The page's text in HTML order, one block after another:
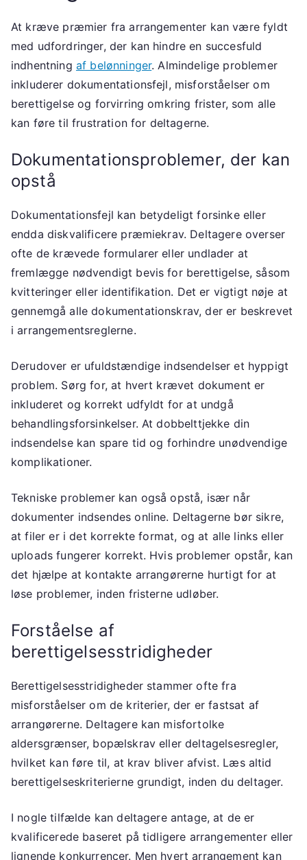
At kræve præmier fra arrangementer kan være fyldt
med udfordringer, der kan hindre en succesfuld
indhentning af belønninger. Almindelige problemer
inkluderer dokumentationsfejl, misforståelser om
berettigelse og forvirring omkring frister, som alle
kan føre til frustration for deltagerne.
Dokumentationsproblemer, der kan
opstå
Dokumentationsfejl kan betydeligt forsinke eller
endda diskvalificere præmiekrav. Deltagere overser
ofte de krævede formularer eller undlader at
fremlægge nødvendigt bevis for berettigelse, såsom
kvitteringer eller identifikation. Det er vigtigt nøje at
gennemgå alle dokumentationskrav, der er beskrevet
i arrangementsreglerne.
Derudover er ufuldstændige indsendelser et hyppigt
problem. Sørg for, at hvert krævet dokument er
inkluderet og korrekt udfyldt for at undgå
behandlingsforsinkelser. At dobbelttjekke din
indsendelse kan spare tid og forhindre unødvendige
komplikationer.
Tekniske problemer kan også opstå, især når
dokumenter indsendes online. Deltagerne bør sikre,
at filer er i det korrekte format, og at alle links eller
uploads fungerer korrekt. Hvis problemer opstår, kan
det hjælpe at kontakte arrangørerne hurtigt for at
løse problemer, inden fristerne udløber.
Forståelse af
berettigelsesstridigheder
Berettigelsesstridigheder stammer ofte fra
misforståelser om de kriterier, der er fastsat af
arrangørerne. Deltagere kan misfortolke
aldersgrænser, bopælskrav eller deltagelsesregler,
hvilket kan føre til, at krav bliver afvist. Læs altid
berettigelseskriterierne grundigt, inden du deltager.
I nogle tilfælde kan deltagere antage, at de er
kvalificerede baseret på tidligere arrangementer eller
lignende konkurrencer. Men hvert arrangement kan